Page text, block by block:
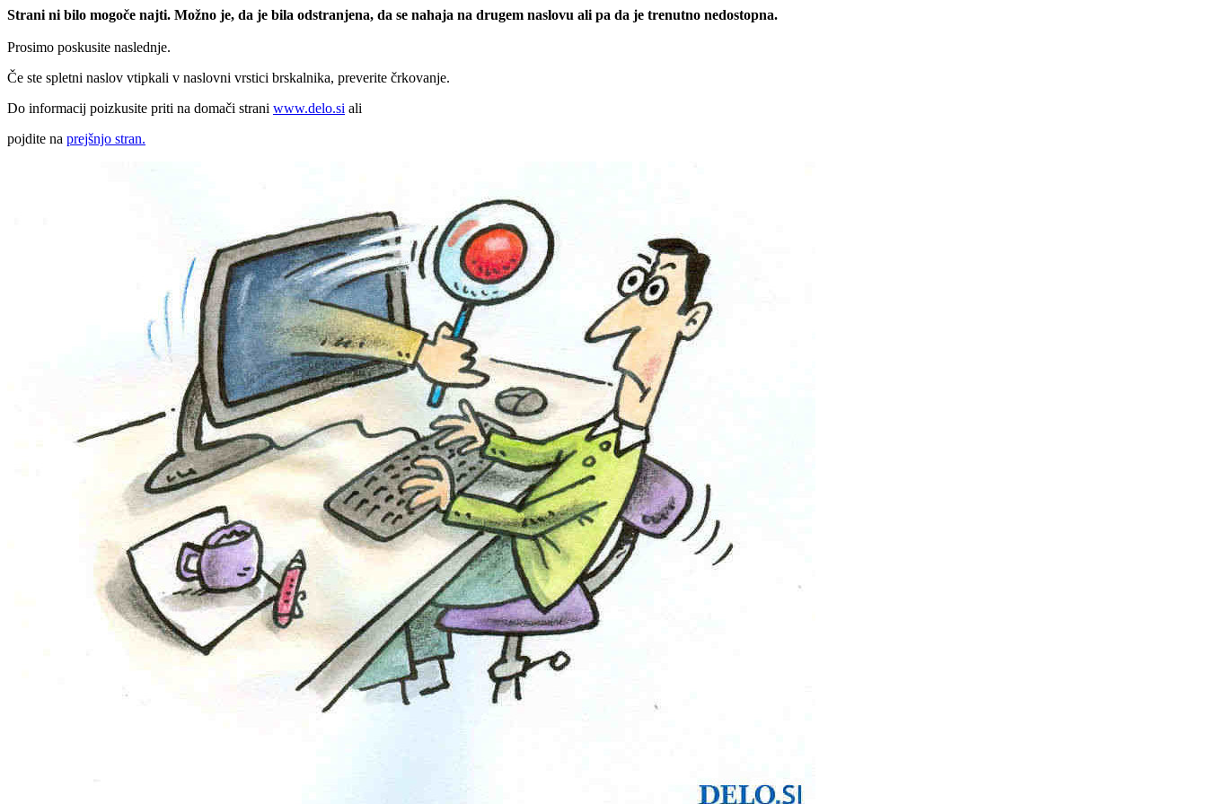
Strani ni bilo mogoče najti. Možno je, da je bila odstranjena, da se nahaja na drugem naslovu ali pa da je trenutno nedostopna.
Prosimo poskusite naslednje.
Če ste spletni naslov vtipkali v naslovni vrstici brskalnika, preverite črkovanje.
Do informacij poizkusite priti na domači strani www.delo.si ali
pojdite na prejšnjo stran.